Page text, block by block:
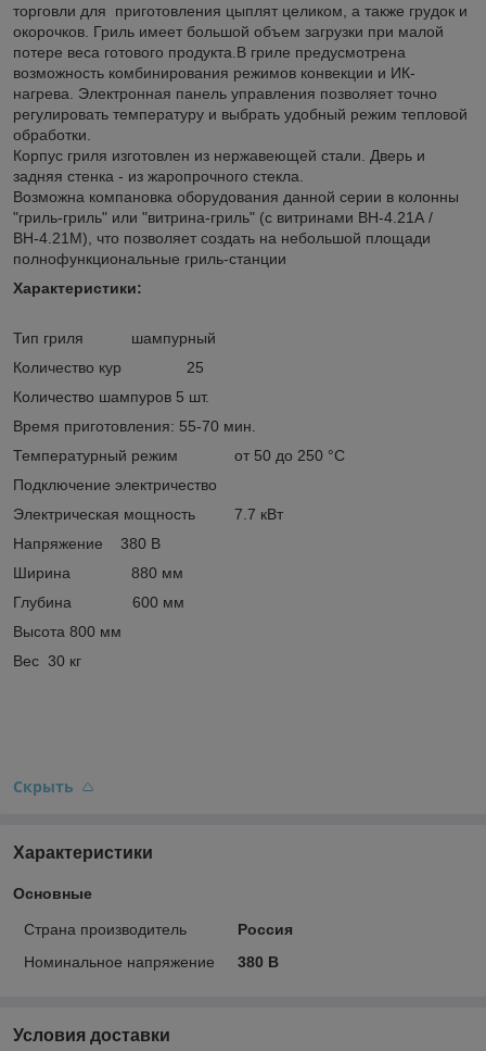
торговли для приготовления цыплят целиком, а также грудок и
окорочков. Гриль имеет большой объем загрузки при малой
потере веса готового продукта.В гриле предусмотрена
возможность комбинирования режимов конвекции и ИК-
нагрева. Электронная панель управления позволяет точно
регулировать температуру и выбрать удобный режим тепловой
обработки.
Корпус гриля изготовлен из нержавеющей стали. Дверь и
задняя стенка - из жаропрочного стекла.
Возможна компановка оборудования данной серии в колонны
"гриль-гриль" или "витрина-гриль" (с витринами ВН-4.21А /
ВН-4.21М), что позволяет создать на небольшой площади
полнофункциональные гриль-станции
Характеристики:
Тип гриля шампурный
Количество кур 25
Количество шампуров 5 шт.
Время приготовления: 55-70 мин.
Температурный режим от 50 до 250 °С
Подключение электричество
Электрическая мощность 7.7 кВт
Напряжение 380 В
Ширина 880 мм
Глубина 600 мм
Высота 800 мм
Вес 30 кг
Скрыть
Характеристики
Основные
Страна производитель
Россия
Номинальное напряжение
380 В
Условия доставки